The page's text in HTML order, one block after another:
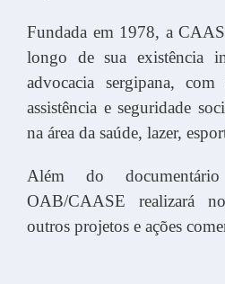
Fundada em 1978, a
longo de sua existência
advocacia sergipana,
assistência e seguridade
na área da saúde, lazer,
Além do
OAB/CAASE realizará
outros projetos e ações